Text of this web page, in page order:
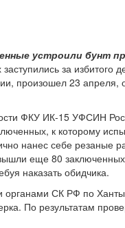
устроили бунт
за
произошел 23
ФКУ ИК-15 УФСИН
к которому
нанес себе резаные
еще 80
наказать обидчика.
СК РФ по
По результатам